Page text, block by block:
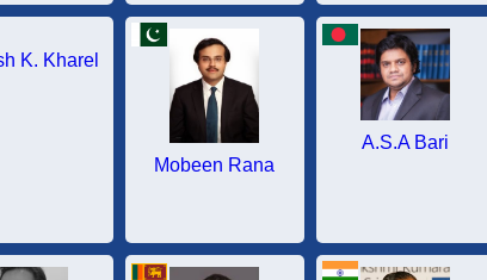
K. Kharel
Mobeen Rana
A.S.A Bari